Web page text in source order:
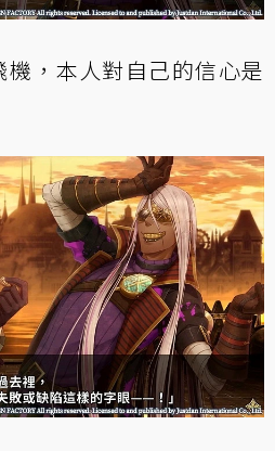
，本人對自己的信心是